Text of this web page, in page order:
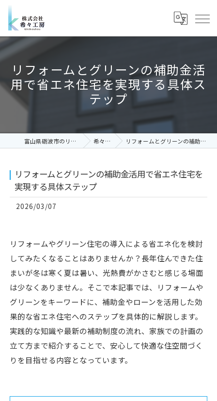
リフォームとグリーンの補助金活
用で省エネ住宅を実現する具体ス
テップ
富山県砺波市のリフォームなら株式会社希々工房 希々工房コラム リフォームとグリーンの補助金活用で省エネ住宅を実現する具体ステップ
リフォームとグリーンの補助金活用で省エネ住宅を
実現する具体ステップ
2026/03/07
リフォームやグリーン住宅の導入による省エネ化を検討
してみたくなることはありませんか？長年住んできた住
まいが冬は寒く夏は暑い、光熱費がかさむと感じる場面
は少なくありません。そこで本記事では、リフォームや
グリーンをキーワードに、補助金やローンを活用した効
果的な省エネ住宅へのステップを具体的に解説します。
実践的な知識や最新の補助制度の流れ、家族での計画の
立て方まで紹介することで、安心して快適な住空間づく
りを目指せる内容となっています。